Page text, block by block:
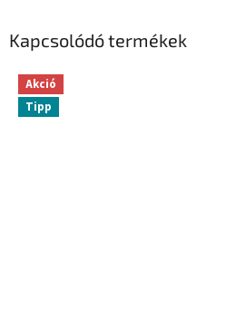
Kapcsolódó termékek
Akció
Tipp